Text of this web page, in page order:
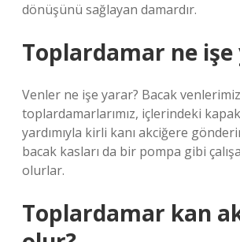
dönüşünü sağlayan damardır.
Toplardamar ne işe
Venler ne işe yarar? Bacak
toplardamarlarımız, içlerindeki
yardımıyla kirli kanı akciğere
bacak kasları da bir pompa gibi
olurlar.
Toplardamar kan